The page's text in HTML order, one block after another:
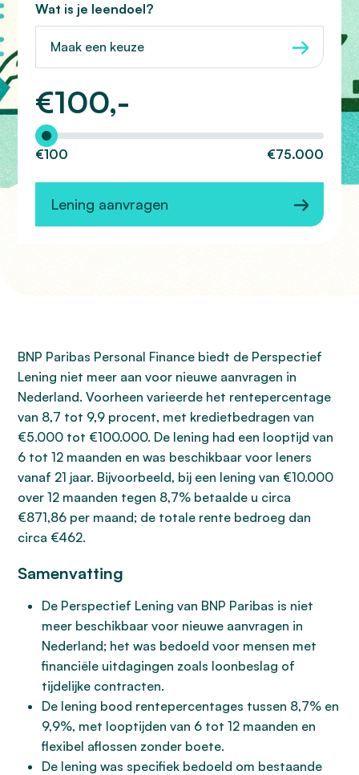
Wat is je leendoel?
Maak een keuze
€100,-
Hoeveel wilt u lenen?
€100 €75.000
Lening aanvragen
BNP Paribas Personal Finance biedt de Perspectief
Lening niet meer aan voor nieuwe aanvragen in
Nederland. Voorheen varieerde het rentepercentage
van 8,7 tot 9,9 procent, met kredietbedragen van
€5.000 tot €100.000. De lening had een looptijd van
6 tot 12 maanden en was beschikbaar voor leners
vanaf 21 jaar. Bijvoorbeeld, bij een lening van €10.000
over 12 maanden tegen 8,7% betaalde u circa
€871,86 per maand; de totale rente bedroeg dan
circa €462.
Samenvatting
De Perspectief Lening van BNP Paribas is niet
meer beschikbaar voor nieuwe aanvragen in
Nederland; het was bedoeld voor mensen met
financiële uitdagingen zoals loonbeslag of
tijdelijke contracten.
De lening bood rentepercentages tussen 8,7% en
9,9%, met looptijden van 6 tot 12 maanden en
flexibel aflossen zonder boete.
De lening was specifiek bedoeld om bestaande